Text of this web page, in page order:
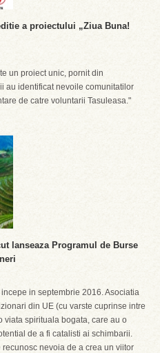
a proiectului „Ziua Buna!
un proiect unic, pornit din
au identificat nevoile comunitatilor
de catre voluntarii Tasuleasa."
lanseaza Programul de Burse
in septembrie 2016. Asociatia
din UE (cu varste cuprinse intre
viata spirituala bogata, care au o
de a fi catalisti ai schimbarii.
nevoia de a crea un viitor